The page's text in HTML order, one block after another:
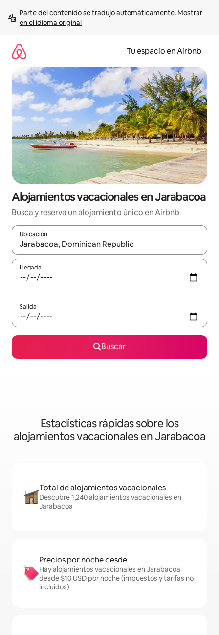
contenido
Parte del contenido se tradujo automáticamente. Mostrar
en el idioma original
Tu espacio en Airbnb
Alojamientos vacacionales en Jarabacoa
Busca y reserva un alojamiento único en Airbnb
Ubicación
Cuando los resultados estén disponibles, podrás navegar
Llegada
Salida
Buscar
Estadísticas rápidas sobre los
alojamientos vacacionales en Jarabacoa
Total de alojamientos vacacionales
Descubre 1,240 alojamientos vacacionales en
Jarabacoa
Precios por noche desde
Hay alojamientos vacacionales en Jarabacoa
desde $10 USD por noche (impuestos y tarifas no
incluidos)